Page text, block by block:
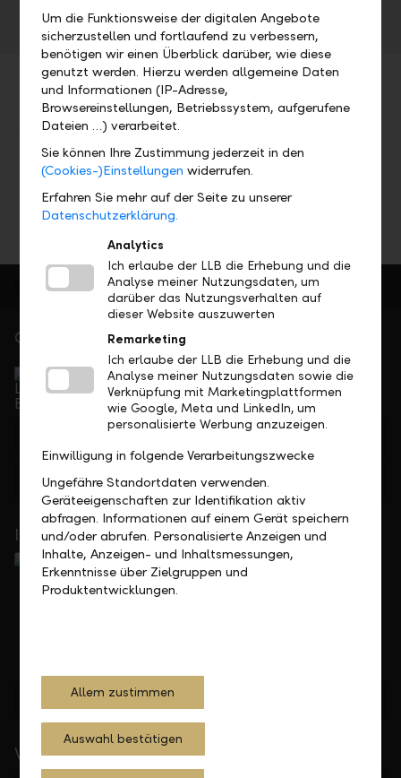
Teilen Drucken
Gerne für Sie da
Service Direkt
Telefonisch erreichbar von Montag bis Freitag, 08.00
bis 17.30 Uhr
+423 236 88 11
Feedback
In Ihrer Nähe
Standorte finden
Wichtige Links
Um die Funktionsweise der digitalen Angebote
sicherzustellen und fortlaufend zu verbessern,
benötigen wir einen Überblick darüber, wie diese
genutzt werden. Hierzu werden allgemeine Daten
und Informationen (IP-Adresse,
Browsereinstellungen, Betriebssystem, aufgerufene
Dateien …) verarbeitet.
Sie können Ihre Zustimmung jederzeit in den
(Cookies-)Einstellungen widerrufen.
Erfahren Sie mehr auf der Seite zu unserer
Datenschutzerklärung.
Analytics
Ich erlaube der LLB die Erhebung und die
Analyse meiner Nutzungsdaten, um
darüber das Nutzungsverhalten auf
dieser Website auszuwerten
Remarketing
Ich erlaube der LLB die Erhebung und die
Analyse meiner Nutzungsdaten sowie die
Verknüpfung mit Marketingplattformen
wie Google, Meta und LinkedIn, um
personalisierte Werbung anzuzeigen.
Einwilligung in folgende Verarbeitungszwecke
Ungefähre Standortdaten verwenden.
Geräteeigenschaften zur Identifikation aktiv
abfragen. Informationen auf einem Gerät speichern
und/oder abrufen. Personalisierte Anzeigen und
Inhalte, Anzeigen- und Inhaltsmessungen,
Erkenntnisse über Zielgruppen und
Produktentwicklungen.
Allem zustimmen
Auswahl bestätigen